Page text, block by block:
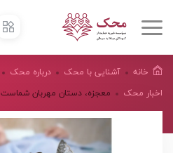
خانه آشنایی با محک درباره محک
اخبار محک
معجزه، دستان مهربان شماست